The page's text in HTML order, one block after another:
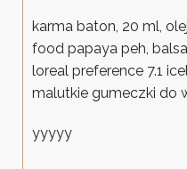
karma baton, 20 ml,
food papaya peh,
loreal preference 7.1
malutkie gumeczki do
yyyyy